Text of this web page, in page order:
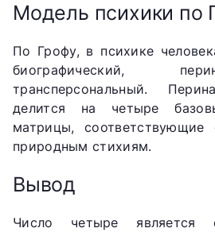
Модель психики по
По Грофу, в психике
биографический,
трансперсональный.
делится на четыре
матрицы,
природным стихиям.
Вывод
Число четыре является